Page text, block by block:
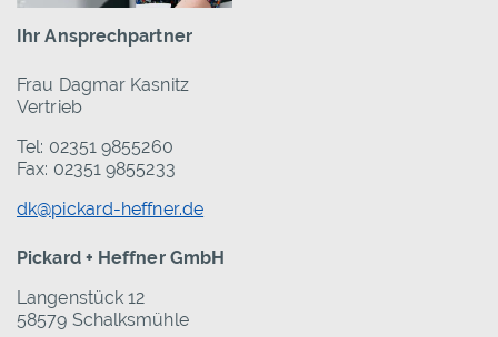
Ihr Ansprechpartner
Frau Dagmar Kasnitz
Vertrieb
Tel: 02351 9855260
Fax: 02351 9855233
dk@pickard-heffner.de
Pickard + Heffner GmbH
Langenstück 12
58579 Schalksmühle